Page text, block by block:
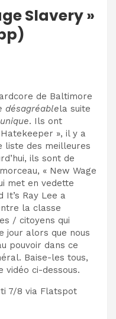
Slavery »
de Baltimore
désagréablela suite
. Ils ont
», il y a
liste des meilleures
ils sont de
« New Wage
met en vedette
It’s Ray Lee a
la classe
/ citoyens qui
jour alors que nous
pouvoir dans ce
Baise-les tous,
vidéo ci-dessous.
7/8 via Flatspot